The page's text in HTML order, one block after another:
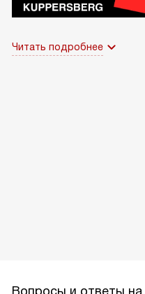
Читать подробнее
Вопросы и ответы